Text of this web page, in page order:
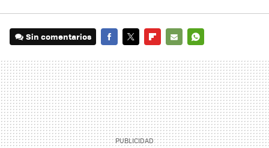
Sin comentarios
MAIL